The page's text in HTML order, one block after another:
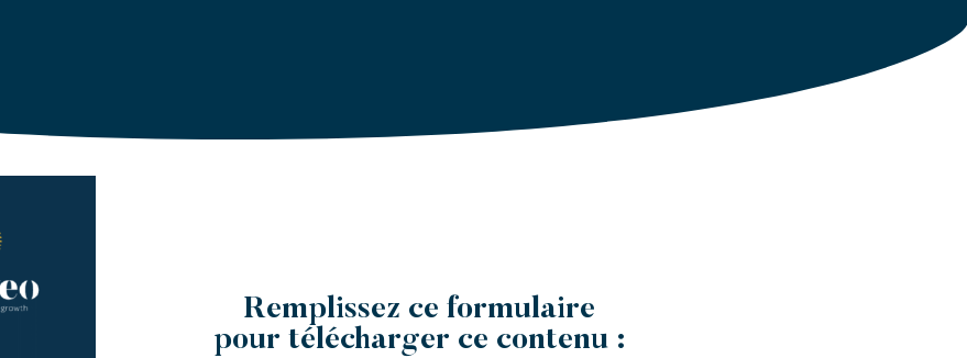
Remplissez ce formulaire
pour télécharger ce contenu :